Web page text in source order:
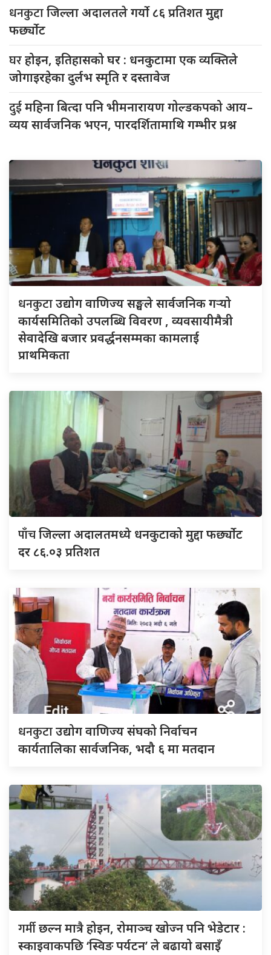
धनकुटाजिल्ला अदालतले गर्यो ८६ प्रतिशत मुद्दा
फर्छ्योट
घरहोइन, इतिहासको घर : धनकुटामा एक व्यक्तिले
जोगाइरहेका दुर्लभ स्मृति र दस्तावेज
दुईमहिना बित्दा पनि भीमनारायण गोल्डकपको आय–
व्यय सार्वजनिक भएन, पारदर्शितामाथि गम्भीर प्रश्न
धनकुटाउद्योग वाणिज्य सङ्घले सार्वजनिक गर्‍यो
कार्यसमितिको उपलब्धि विवरण , व्यवसायीमैत्री
सेवादेखि बजार प्रवर्द्धनसम्मका कामलाई
प्राथमिकता
पाँचजिल्ला अदालतमध्ये धनकुटाको मुद्दा फर्छ्योट
दर ८६.०३ प्रतिशत
धनकुटाउद्योग वाणिज्य संघको निर्वाचन
कार्यतालिका सार्वजनिक, भदौ ६ मा मतदान
गर्मीछल्न मात्रै होइन, रोमाञ्च खोज्न पनि भेडेटार :
स्काइवाकपछि ‘स्विङ पर्यटन’ ले बढायो बसाइँ